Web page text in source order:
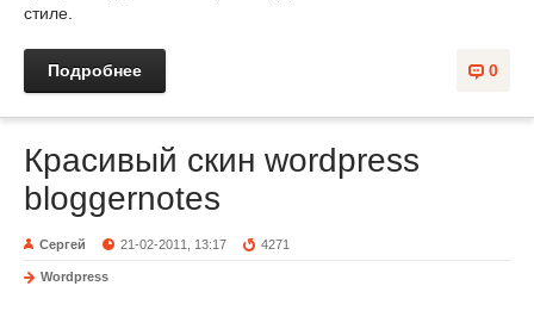
стиле.
0
Подробнее
Красивый скин wordpress
bloggernotes
Сергей 21-02-2011, 13:17 4271
Wordpress